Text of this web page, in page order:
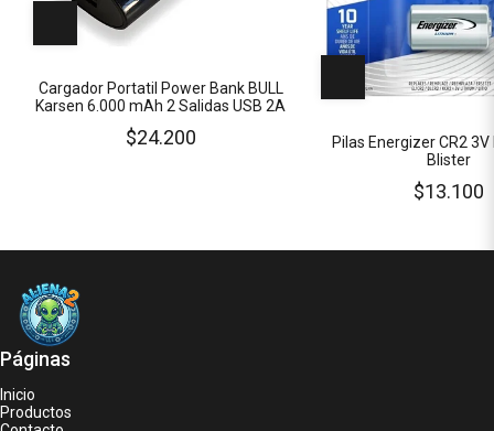
Cargador Portatil Power Bank BULL
Karsen 6.000 mAh 2 Salidas USB 2A
$24.200
Pilas Energizer CR2
Blister
$13.100
Páginas
Inicio
Productos